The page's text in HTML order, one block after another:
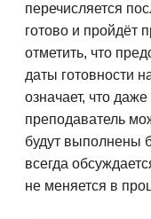
перечисляется
готово и пройдёт
отметить, что
даты готовности
означает, что
преподаватель
будут выполнены
всегда
не меняется в